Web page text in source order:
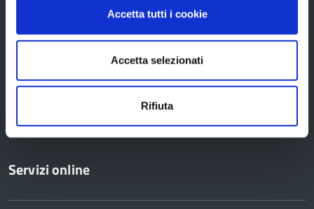
Accetta tutti i cookie
Accetta selezionati
Rifiuta
Relazioni internazionali
Servizi per i Comuni
Servizi online